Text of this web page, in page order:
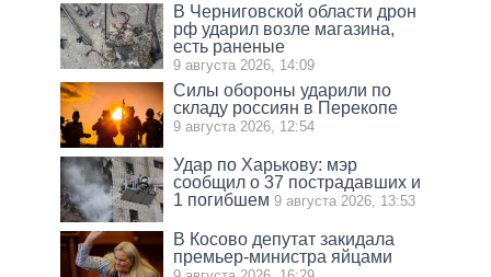
В Черниговской области дрон
рф ударил возле магазина,
есть раненые
9 августа 2026, 14:09
Силы обороны ударили по
складу россиян в Перекопе
9 августа 2026, 12:54
Удар по Харькову: мэр
сообщил о 37 пострадавших и
1 погибшем 9 августа 2026, 13:53
В Косово депутат закидала
премьер-министра яйцами